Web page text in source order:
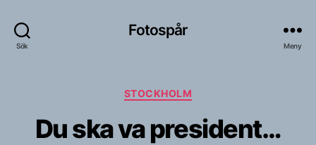
Sök
Fotospår
Meny
Kategorier
STOCKHOLM
Du ska va president…